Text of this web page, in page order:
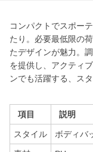
コンパクトでスポー
たり。必要最低限の
たデザインが魅力。
を提供し、アクティ
ンでも活躍する、ス
項目 説明
スタイル ボディバ